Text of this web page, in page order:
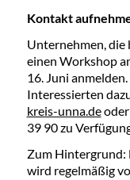
Kontakt
Unternehmen, die
einen Workshop
16. Juni
Interessierten
kreis-unna.deoder
39 90 zu
Zum Hintergrund:
wird regelmäßig